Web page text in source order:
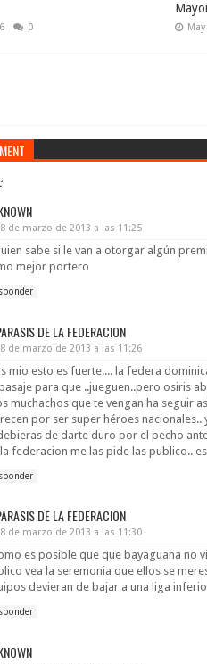
0
de marzo de 2013 a las 11:25
sabe si le van a otorgar algún
mejor portero
DE LA FEDERACION
de marzo de 2013 a las 11:26
mio esto es fuerte.... la federa
para que ..jueguen..pero osiris
muchachos que te vengan ha seguir
por ser super héroes
de darte duro por el pecho
federacion me las pide las publico..
DE LA FEDERACION
de marzo de 2013 a las 11:30
es posible que que bayaguana no
vea la seremonia que ellos se
devieran de bajar a una liga